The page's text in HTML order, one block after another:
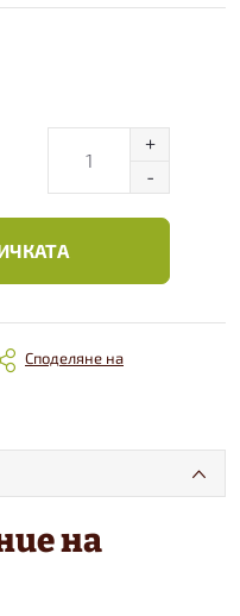
Споделяне на
на